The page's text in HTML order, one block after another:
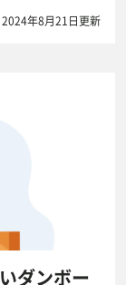
2024年8月21日更新
ダンボー